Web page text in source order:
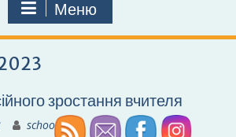
Меню
зростання вчителя
school32